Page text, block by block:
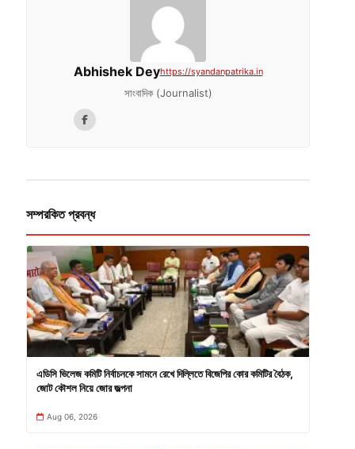
Abhishek Deyhttps://syandanpatrika.in
সাংবাদিক (Journalist)
সম্পরকিত প্রবন্ধ
এডিসি ভিলেজ কমিটি নির্বাচনকে সামনে রেখে দিল্লিতে বিজেপির কোর কমিটির বৈঠক,
জোট কৌশল নিয়ে জোর জল্পনা
Aug 06, 2026